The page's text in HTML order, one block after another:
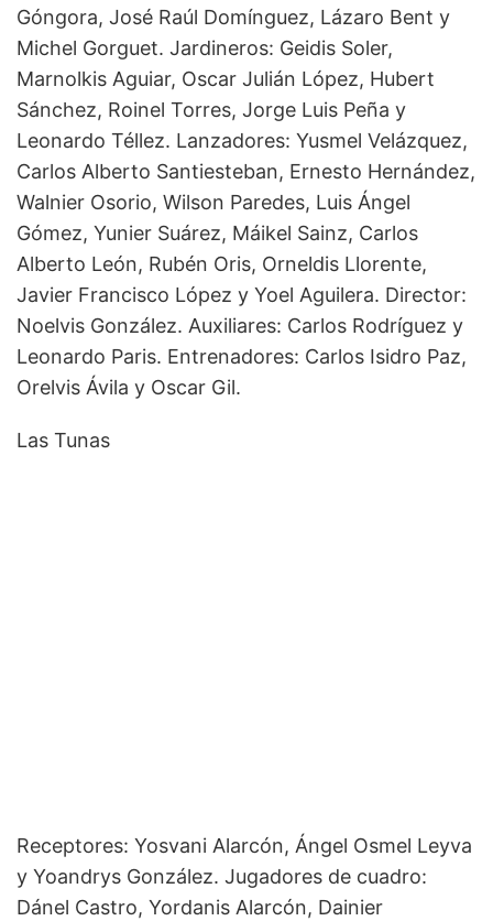
Góngora, José Raúl Domínguez, Lázaro Bent y
Michel Gorguet. Jardineros: Geidis Soler,
Marnolkis Aguiar, Oscar Julián López, Hubert
Sánchez, Roinel Torres, Jorge Luis Peña y
Leonardo Téllez. Lanzadores: Yusmel Velázquez,
Carlos Alberto Santiesteban, Ernesto Hernández,
Walnier Osorio, Wilson Paredes, Luis Ángel
Gómez, Yunier Suárez, Máikel Sainz, Carlos
Alberto León, Rubén Oris, Orneldis Llorente,
Javier Francisco López y Yoel Aguilera. Director:
Noelvis González. Auxiliares: Carlos Rodríguez y
Leonardo Paris. Entrenadores: Carlos Isidro Paz,
Orelvis Ávila y Oscar Gil.
Las Tunas
Receptores: Yosvani Alarcón, Ángel Osmel Leyva
y Yoandrys González. Jugadores de cuadro:
Dánel Castro, Yordanis Alarcón, Dainier